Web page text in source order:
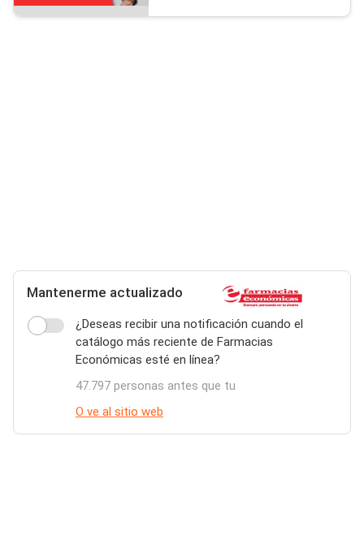
Mantenerme actualizado
¿Deseas recibir una notificación cuando el
catálogo más reciente de Farmacias
Económicas esté en línea?
47.797 personas antes que tu
O ve al sitio web